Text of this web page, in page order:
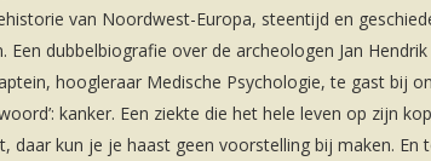
van Noordwest-Europa, steentijd en
Een dubbelbiografie over de archeologen Jan
hoogleraar Medische Psychologie, te gast bij
woord’: kanker. Een ziekte die het hele leven op zijn
daar kun je je haast geen voorstelling bij maken.